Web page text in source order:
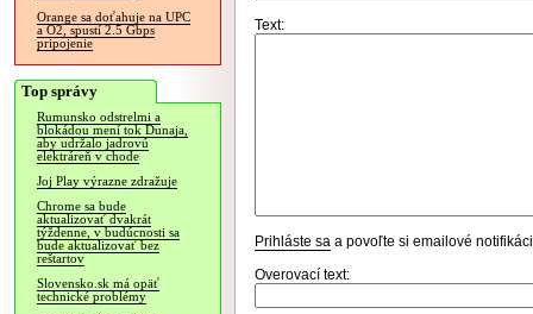
Orange sa doťahuje na UPC
a O2, spustí 2.5 Gbps
pripojenie
Top správy
Rumunsko odstrelmi a
blokádou mení tok Dunaja,
aby udržalo jadrovú
elektráreň v chode
Joj Play výrazne zdražuje
Chrome sa bude
aktualizovať dvakrát
týždenne, v budúcnosti sa
bude aktualizovať bez
reštartov
Slovensko.sk má opäť
technické problémy
Text:
Prihláste sa a povoľte si emailové
Overovací text: